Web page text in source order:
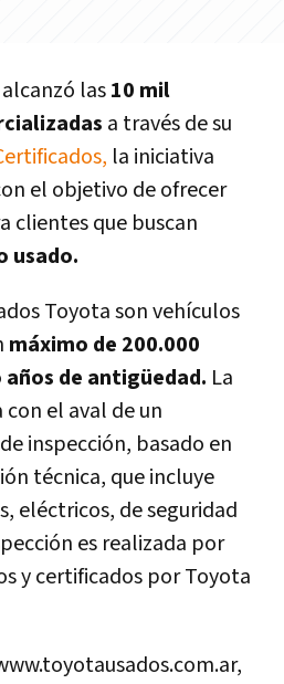
las10 mil
a través de su
la iniciativa
el objetivo de ofrecer
clientes que buscan
usado.
Toyota son vehículos
máximo de 200.000
de antigüedad. La
el aval de un
inspección, basado en
técnica, que incluye
eléctricos, de seguridad
es realizada por
y certificados por Toyota